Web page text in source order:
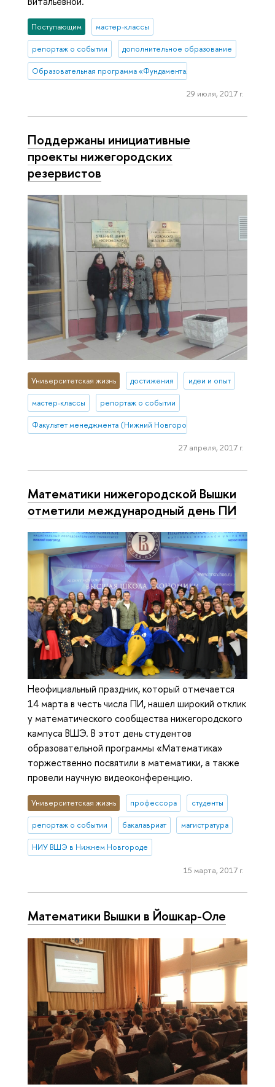
Поступающим мастер-классы
репортаж о событии дополнительное образование
Образовательная программа «Фундаментальная и прикладная
29 июля, 2017 г.
Поддержаны инициативные
проекты нижегородских
резервистов
Университетская жизнь достижения идеи и опыт
мастер-классы репортаж о событии
Факультет менеджмента (Нижний Новгород)
27 апреля, 2017 г.
Математики нижегородской Вышки
отметили международный день ПИ
Неофициальный праздник, который отмечается
14 марта в честь числа ПИ, нашел широкий отклик
у математического сообщества нижегородского
кампуса ВШЭ. В этот день студентов
образовательной программы «Математика»
торжественно посвятили в математики, а также
провели научную видеоконференцию.
Университетская жизнь профессора студенты
репортаж о событии бакалавриат магистратура
НИУ ВШЭ в Нижнем Новгороде
15 марта, 2017 г.
Математики Вышки в Йошкар-Оле